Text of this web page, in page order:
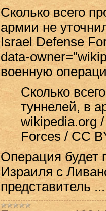
Сколько всего
армии не
Israel Defense
data-
военную
Сколько
туннелей, в
wikipedia.org
Forces / CC
Операция будет
Израиля с
представитель